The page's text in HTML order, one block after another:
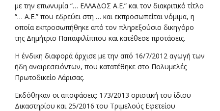
με την επωνυμία “… ΕΛΛΑΔΟΣ Α.Ε.” και τον διακριτικό τίτλο
“… Α.Ε.” που εδρεύει στη … και εκπροσωπείται νόμιμα, η
οποία εκπροσωπήθηκε από τον πληρεξούσιο δικηγόρο
της Δημήτριο Παπαφιλίππου και κατέθεσε προτάσεις.
Η ένδικη διαφορά άρχισε με την από 16/7/2012 αγωγή των
ήδη αναιρεσειόντων, που κατατέθηκε στο Πολυμελές
Πρωτοδικείο Λάρισας.
Εκδόθηκαν οι αποφάσεις: 173/2013 οριστική του ίδιου
Δικαστηρίου και 25/2016 του Τριμελούς Εφετείου